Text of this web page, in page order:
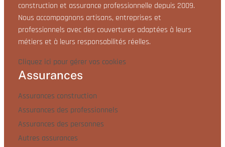
construction et assurance professionnelle depuis 2009.
Nous accompagnons artisans, entreprises et
professionnels avec des couvertures adaptées à leurs
métiers et à leurs responsabilités réelles.
Cliquez ici pour gérer vos cookies
Assurances
Assurances construction
Assurances des professionnels
Assurances des personnes
Autres assurances